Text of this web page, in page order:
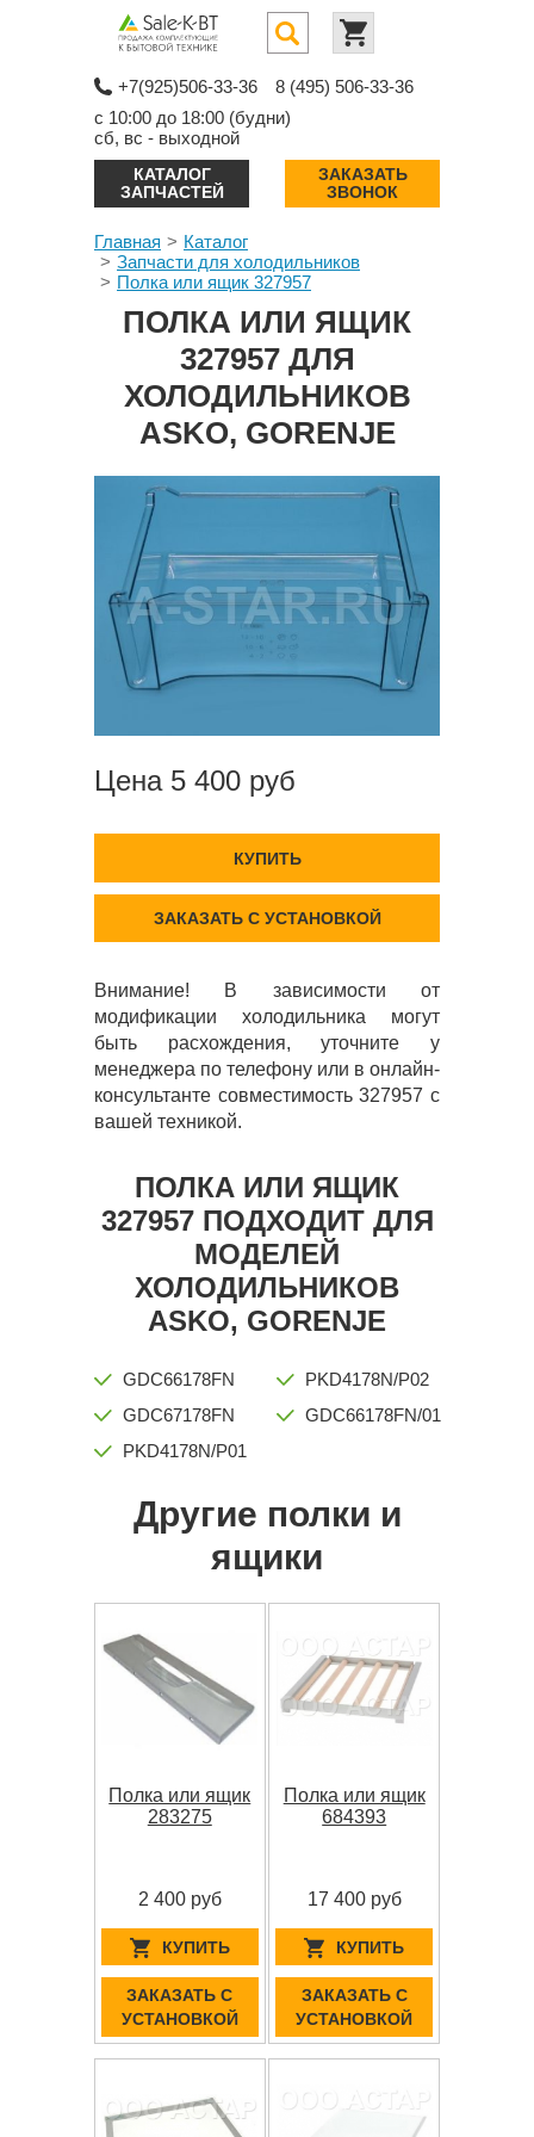
+7(925)506-33-36
8 (495) 506-33-36
с 10:00 до 18:00 (будни)
сб, вс - выходной
КАТАЛОГ
ЗАПЧАСТЕЙ
ЗАКАЗАТЬ
ЗВОНОК
Главная
Каталог
Запчасти для холодильников
Полка или ящик 327957
ПОЛКА ИЛИ ЯЩИК
327957 ДЛЯ
ХОЛОДИЛЬНИКОВ
ASKO, GORENJE
Цена 5 400 руб
КУПИТЬ
ЗАКАЗАТЬ С УСТАНОВКОЙ
Внимание! В зависимости от
модификации холодильника могут
быть расхождения, уточните у
менеджера по телефону или в онлайн-
консультанте совместимость 327957 с
вашей техникой.
ПОЛКА ИЛИ ЯЩИК
327957 ПОДХОДИТ ДЛЯ
МОДЕЛЕЙ
ХОЛОДИЛЬНИКОВ
ASKO, GORENJE
GDC66178FN
GDC67178FN
PKD4178N/P01
PKD4178N/P02
GDC66178FN/01
Другие полки и
ящики
Полка или ящик
283275
2 400 руб
КУПИТЬ
ЗАКАЗАТЬ С
УСТАНОВКОЙ
Полка или ящик
684393
17 400 руб
КУПИТЬ
ЗАКАЗАТЬ С
УСТАНОВКОЙ